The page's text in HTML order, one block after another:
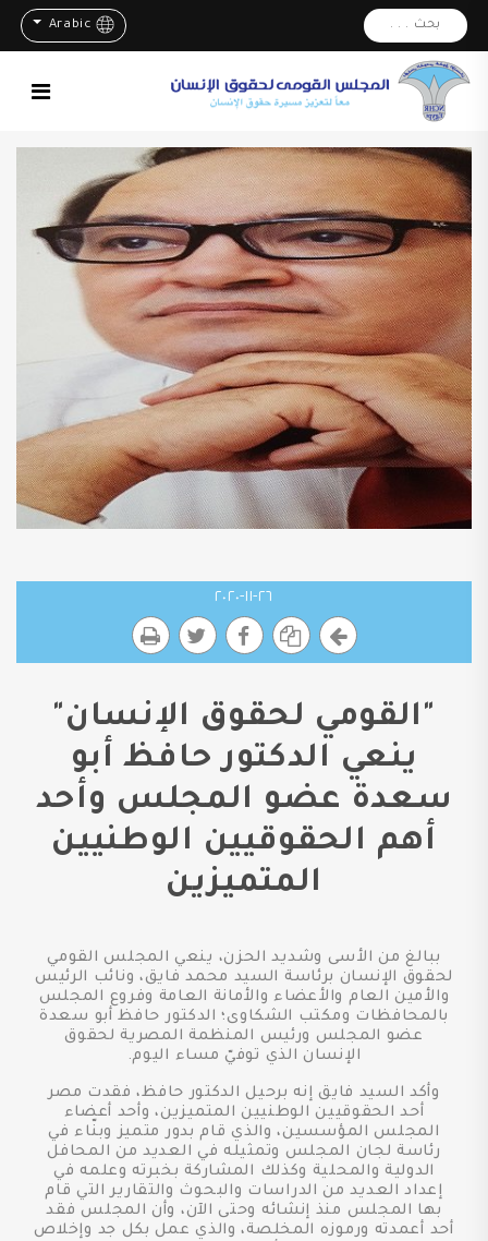
بحث . . . Arabic
٢٦-١١-٢٠٢٠
"القومي لحقوق الإنسان"
ينعي الدكتور حافظ أبو
سعدة عضو المجلس وأحد
أهم الحقوقيين الوطنيين
المتميزين
ببالغ من الأسى وشديد الحزن، ينعي المجلس القومي
لحقوق الإنسان برئاسة السيد محمد فايق، ونائب الرئيس
والأمين العام والأعضاء والأمانة العامة وفروع المجلس
بالمحافظات ومكتب الشكاوى؛ الدكتور حافظ أبو سعدة
عضو المجلس ورئيس المنظمة المصرية لحقوق
الإنسان الذي توفيّ مساء اليوم.
وأكد السيد فايق إنه برحيل الدكتور حافظ، فقدت مصر
أحد الحقوقيين الوطنيين المتميزين، وأحد أعضاء
المجلس المؤسسين، والذي قام بدور متميز وبنّاء في
رئاسة لجان المجلس وتمثيله في العديد من المحافل
الدولية والمحلية وكذلك المشاركة بخبرته وعلمه في
إعداد العديد من الدراسات والبحوث والتقارير التي قام
بها المجلس منذ إنشائه وحتى الآن، وأن المجلس فقد
أحد أعمدته ورموزه المخلصة، والذي عمل بكل جد وإخلاص